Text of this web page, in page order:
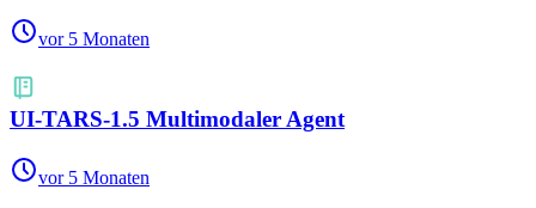
vor 5 Monaten
UI-TARS-1.5 Multimodaler Agent
vor 5 Monaten